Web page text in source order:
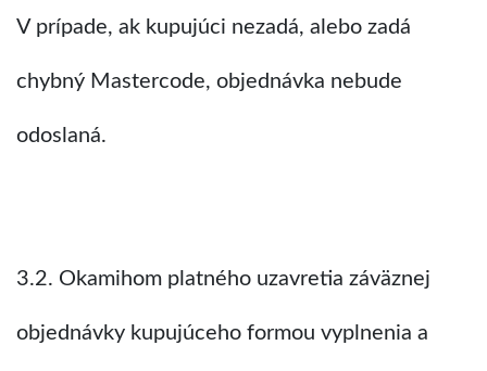
V prípade, ak kupujúci nezadá, alebo zadá
chybný Mastercode, objednávka nebude
odoslaná.
3.2. Okamihom platného uzavretia záväznej
objednávky kupujúceho formou vyplnenia a